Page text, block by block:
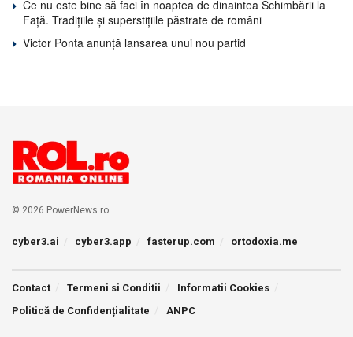
Ce nu este bine să faci în noaptea de dinaintea Schimbării la
Față. Tradițiile și superstițiile păstrate de români
Victor Ponta anunță lansarea unui nou partid
© 2026 PowerNews.ro
cyber3.ai cyber3.app fasterup.com ortodoxia.me
Contact Termeni si Conditii
Informatii Cookies
Politică de Confidențialitate
ANPC